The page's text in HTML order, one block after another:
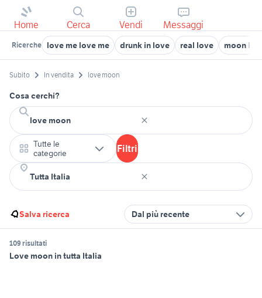
Home Cerca Vendi Messaggi
Ricerche love me love me drunk in love real love moon
Subito In vendita love moon
Cosa cerchi?
Tutte le
categorie
Filtri
Salva ricerca Dal più recente
109 risultati
Love moon in tutta Italia